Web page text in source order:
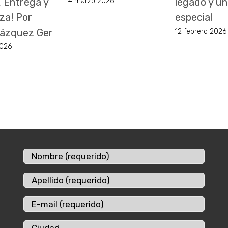
Por
Ger
especial
12 febrero 2026